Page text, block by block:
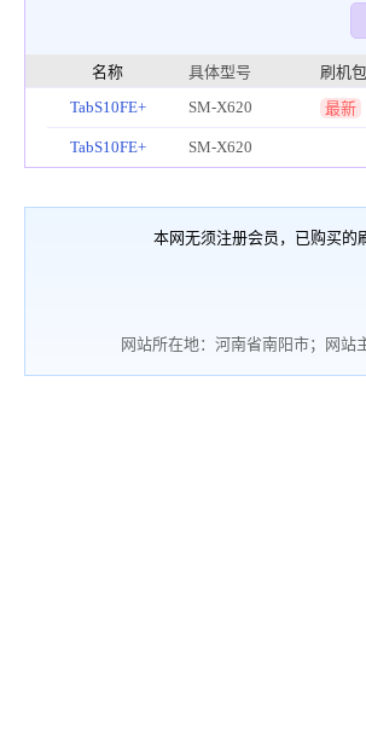
名称 具体型号 刷机
TabS10FE+
SM-X620 最新
TabS10FE+ SM-X620
本网无须注册会员，已购买的
网站所在地：河南省南阳市；网站